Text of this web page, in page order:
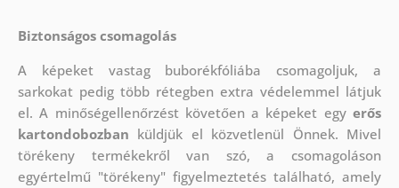
Biztonságos csomagolás
A képeket vastag buborékfóliába csomagoljuk, a
sarkokat pedig több rétegben extra védelemmel látjuk
el. A minőségellenőrzést követően a képeket egyerős
kartondobozban küldjük el közvetlenül Önnek. Mivel
törékeny termékekről van szó, a csomagoláson
egyértelmű "törékeny" figyelmeztetés található, amely